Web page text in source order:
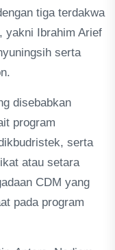
tiga terdakwa
yakni Ibrahim Arief
serta
disebabkan
program
serta
atau setara
CDM yang
pada program